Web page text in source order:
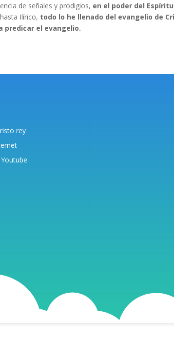
de señales y prodigios, en el poder del
Ilírico, todo lo he llenado del evangelio de
predicar el evangelio.
rey